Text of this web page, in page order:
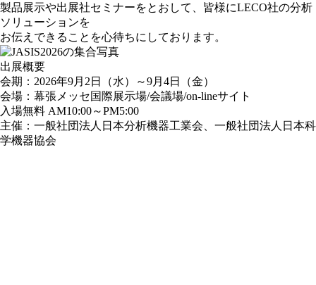
製品展示や出展社セミナーをとおして、皆様にLECO社の分析
ソリューションを
お伝えできることを心待ちにしております。
出展概要
会期：2026年9月2日（水）～9月4日（金）
会場：幕張メッセ国際展示場/会議場/on-lineサイト
入場無料 AM10:00～PM5:00
主催：一般社団法人日本分析機器工業会、一般社団法人日本科
学機器協会